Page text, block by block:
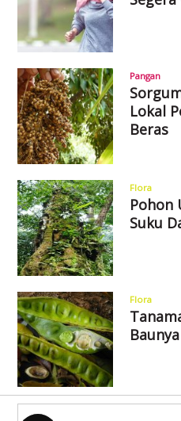
Pangan
Lokal
Beras
Flora
Pohon
Suku
Flora